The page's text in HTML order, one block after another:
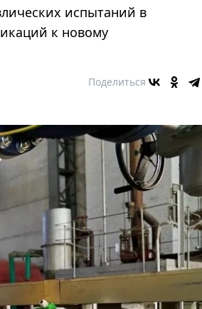
испытаний в
к новому
Поделиться